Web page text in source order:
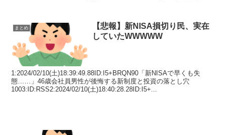
まとめ
【悲報】新NISA損切り民、実在
していたWWWWW
1:2024/02/10(土)18:39:49.88ID:I5+BRQN90「新NISAで早くも失
態……」46歳会社員男性が後悔する新制度と投資の落とし穴
1003:ID:RSS2:2024/02/10(土)18:40:28.28ID:I5+...